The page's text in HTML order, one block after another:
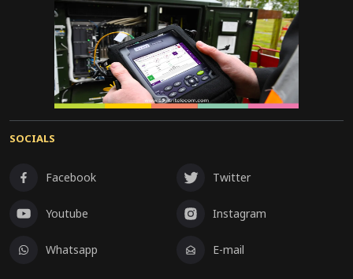
SOCIALS
Facebook Twitter
Youtube Instagram
Whatsapp E-mail